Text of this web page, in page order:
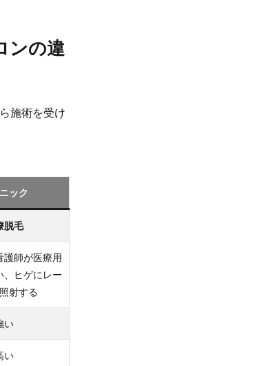
ンの違
施術を受け
ック
脱毛
護師が医療用
、ヒゲにレー
射する
い
い